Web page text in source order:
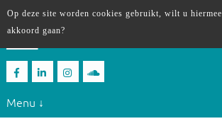
Menu ↓
Op deze site worden cookies gebruikt, wilt u hiermee
akkoord gaan?